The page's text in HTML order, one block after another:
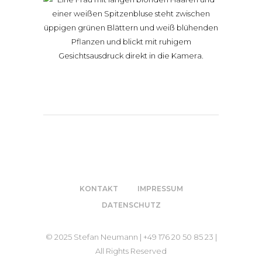
KONTAKT
IMPRESSUM
DATENSCHUTZ
© 2025 Stefan Neumann | +49 176 20 50 85 23 |
All Rights Reserved